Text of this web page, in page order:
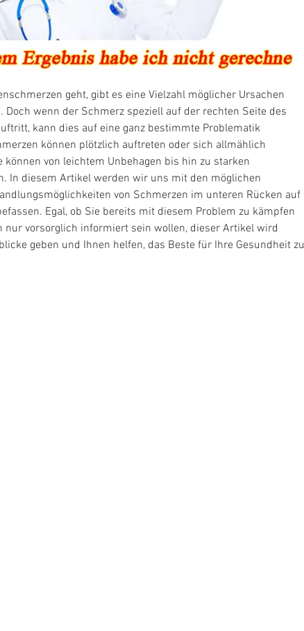
geht, gibt es eine Vielzahl möglicher Ursachen
Doch wenn der Schmerz speziell auf der rechten Seite des
kann dies auf eine ganz bestimmte Problematik
können plötzlich auftreten oder sich allmählich
können von leichtem Unbehagen bis hin zu starken
In diesem Artikel werden wir uns mit den möglichen
von Schmerzen im unteren Rücken auf
Egal, ob Sie bereits mit diesem Problem zu kämpfen
nur vorsorglich informiert sein wollen, dieser Artikel wird
geben und Ihnen helfen, das Beste für Ihre Gesundheit zu